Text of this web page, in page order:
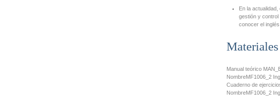
En la
gestión y
conocer el
Manual teórico
NombreMF1006_2
Cuaderno de
NombreMF1006_2